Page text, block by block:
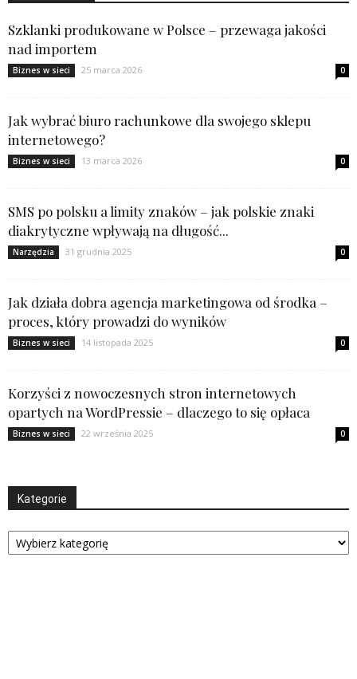
Szklanki produkowane w Polsce – przewaga jakości
nad importem
Biznes w sieci 25 marca 2026 0
Jak wybrać biuro rachunkowe dla swojego sklepu
internetowego?
Biznes w sieci 13 marca 2026 0
SMS po polsku a limity znaków – jak polskie znaki
diakrytyczne wpływają na długość...
Narzędzia 31 grudnia 2025 0
Jak działa dobra agencja marketingowa od środka –
proces, który prowadzi do wyników
Biznes w sieci 14 listopada 2025 0
Korzyści z nowoczesnych stron internetowych
opartych na WordPressie – dlaczego to się opłaca
Biznes w sieci 22 września 2025 0
Kategorie
Kategorie